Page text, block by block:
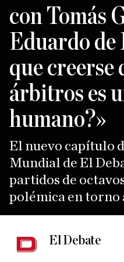
con Tomás
Eduardo de
que creerse
árbitros es
humano?»
El nuevo capítulo
Mundial de El
partidos de
polémica en torno
El Debate